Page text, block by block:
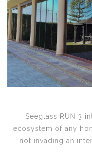
Seeglass RUN 3
ecosystem of any
not invading an